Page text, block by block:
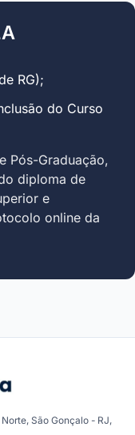
RG);
do Curso
Pós-Graduação,
diploma de
e
online da
São Gonçalo - RJ,